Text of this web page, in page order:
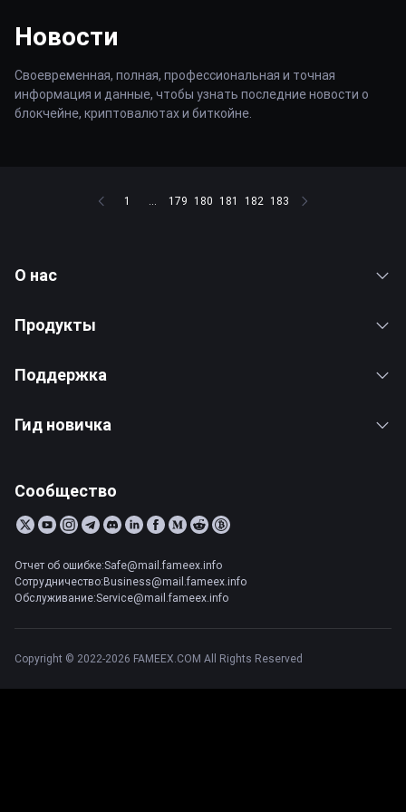
Новости
Своевременная, полная, профессиональная и точная
информация и данные, чтобы узнать последние новости о
блокчейне, криптовалютах и биткойне.
1 ... 179 180 181 182 183
О нас
Продукты
Поддержка
Гид новичка
Сообщество
Отчет об ошибке:Safe@mail.fameex.info
Сотрудничество:Business@mail.fameex.info
Обслуживание:Service@mail.fameex.info
Copyright © 2022-2026 FAMEEX.COM All Rights Reserved